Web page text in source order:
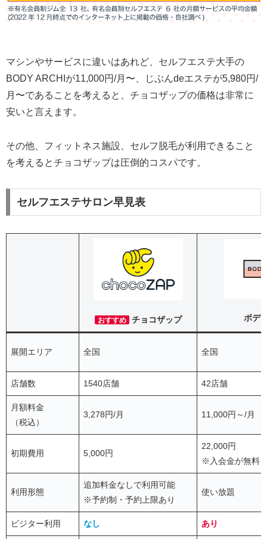
マシンやサービスに違いはあれど、セルフエステ大手の
BODY ARCHIが11,000円/月〜、じぶんdeエステが5,980円/
月〜であることを考えると、チョコザップの価格は非常に
安いと言えます。
その他、フィットネス施設、セルフ脱毛が利用できること
を考えるとチョコザップは圧倒的コスパです。
セルフエステサロン早見表
おすすめ チョコザップ ボデ
展開エリア 全国 全国
店舗数 1540店舗 42店舗
月額料金
（税込）
3,278円/月 11,000円～/月
初期費用 5,000円
22,000円
※入会金が無料
利用形態
追加料金なしで利用可能
※予約制・予約上限あり
使い放題
ビジター利用 なし あり